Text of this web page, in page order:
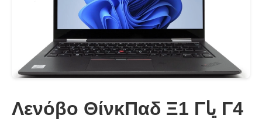
Λενόβο ΘίνκΠαδ Ξ1 Γیا Γ4